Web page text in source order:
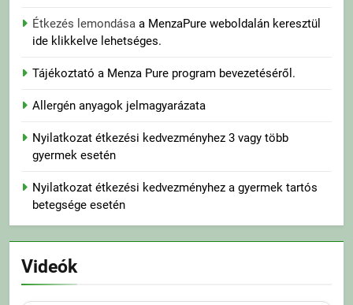
Étkezés lemondása a MenzaPure weboldalán keresztül
ide klikkelve lehetséges.
Tájékoztató a Menza Pure program bevezetéséről.
Allergén anyagok jelmagyarázata
Nyilatkozat étkezési kedvezményhez 3 vagy több
gyermek esetén
Nyilatkozat étkezési kedvezményhez a gyermek tartós
betegsége esetén
Videók